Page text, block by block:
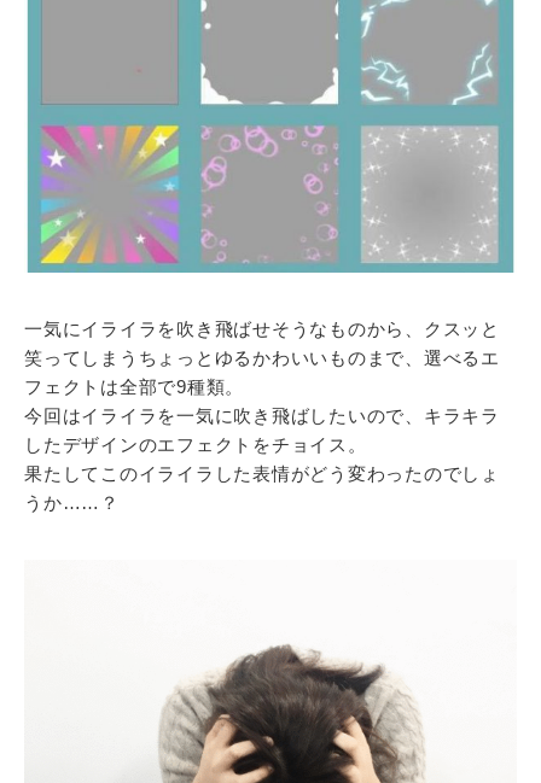
一気にイライラを吹き飛ばせそうなものから、クスッと
笑ってしまうちょっとゆるかわいいものまで、選べるエ
フェクトは全部で9種類。
今回はイライラを一気に吹き飛ばしたいので、キラキラ
したデザインのエフェクトをチョイス。
果たしてこのイライラした表情がどう変わったのでしょ
うか……？